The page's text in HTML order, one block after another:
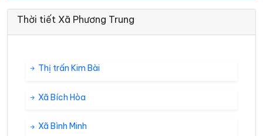
Thời tiết Xã Phương Trung
Thị trấn Kim Bài
Xã Bích Hòa
Xã Bình Minh